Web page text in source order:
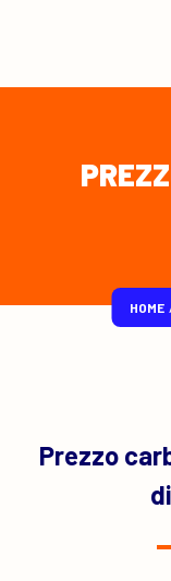
HOME
Prezzo
di